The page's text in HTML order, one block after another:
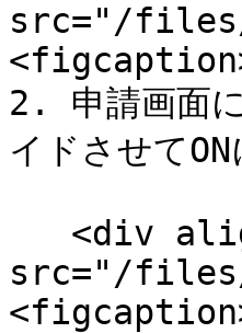
src="/files/
2. 申請画面
イドさせてON
src="/files/